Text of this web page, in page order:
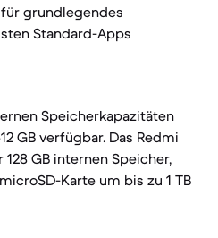
grundlegendes
Standard-Apps
Speicherkapazitäten
GB verfügbar. Das Redmi
GB internen Speicher,
Karte um bis zu 1 TB